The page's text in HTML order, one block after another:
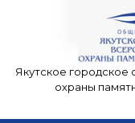
Якутское
охраны